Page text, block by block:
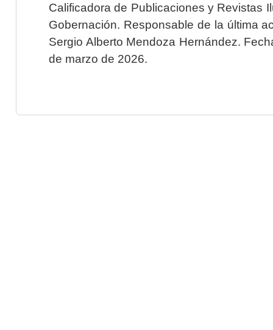
Calificadora de Publicaciones y Revistas
Gobernación. Responsable de la última
Sergio Alberto Mendoza Hernández.
de marzo de 2026.